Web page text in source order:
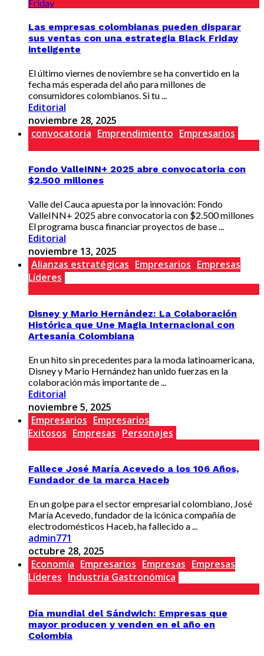
Las empresas colombianas pueden disparar
sus ventas con una estrategia Black Friday
inteligente
El último viernes de noviembre se ha convertido en la
fecha más esperada del año para millones de
consumidores colombianos. Si tu ...
Editorial
noviembre 28, 2025
convocatoria Emprendimiento Empresarios
Fondo ValleINN+ 2025 abre convocatoria con
$2.500 millones
Valle del Cauca apuesta por la innovación: Fondo
ValleINN+ 2025 abre convocatoria con $2.500 millones
El programa busca financiar proyectos de base ...
Editorial
noviembre 13, 2025
Alianzas estratégicas Empresarios Empresas
Líderes
Disney y Mario Hernández: La Colaboración
Histórica que Une Magia Internacional con
Artesanía Colombiana
En un hito sin precedentes para la moda latinoamericana,
Disney y Mario Hernández han unido fuerzas en la
colaboración más importante de ...
Editorial
noviembre 5, 2025
Empresarios Empresarios
Exitosos Empresas Personajes
Fallece José María Acevedo a los 106 Años,
Fundador de la marca Haceb
En un golpe para el sector empresarial colombiano, José
María Acevedo, fundador de la icónica compañía de
electrodomésticos Haceb, ha fallecido a ...
admin771
octubre 28, 2025
Economía Empresarios Empresas Empresas
Líderes Industria Gastronómica
Día mundial del Sándwich: Empresas que
mayor producen y venden en el año en
Colombia